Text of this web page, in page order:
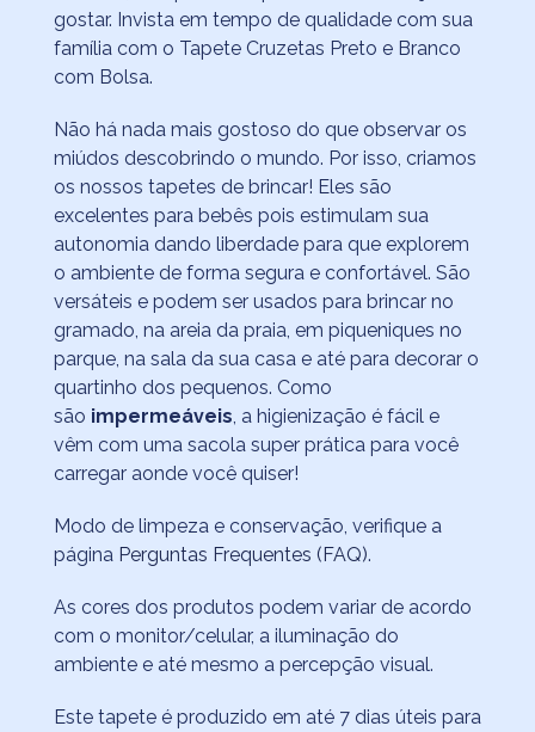
gostar. Invista em tempo de qualidade com sua
família com o Tapete Cruzetas Preto e Branco
com Bolsa.
Não há nada mais gostoso do que observar os
miúdos descobrindo o mundo. Por isso, criamos
os nossos tapetes de brincar! Eles são
excelentes para bebês pois estimulam sua
autonomia dando liberdade para que explorem
o ambiente de forma segura e confortável. São
versáteis e podem ser usados para brincar no
gramado, na areia da praia, em piqueniques no
parque, na sala da sua casa e até para decorar o
quartinho dos pequenos. Como
são impermeáveis , a higienização é fácil e
vêm com uma sacola super prática para você
carregar aonde você quiser!
Modo de limpeza e conservação, verifique a
página Perguntas Frequentes (FAQ).
As cores dos produtos podem variar de acordo
com o monitor/celular, a iluminação do
ambiente e até mesmo a percepção visual.
Este tapete é produzido em até 7 dias úteis para